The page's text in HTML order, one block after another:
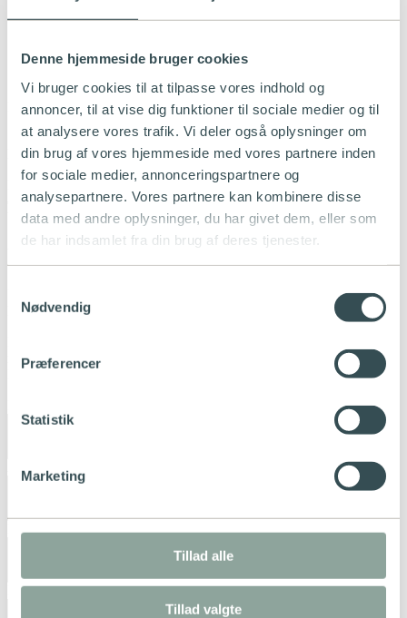
Denne hjemmeside bruger cookies
Vi bruger cookies til at tilpasse vores indhold og
annoncer, til at vise dig funktioner til sociale medier og til
at analysere vores trafik. Vi deler også oplysninger om
din brug af vores hjemmeside med vores partnere inden
for sociale medier, annonceringspartnere og
analysepartnere. Vores partnere kan kombinere disse
data med andre oplysninger, du har givet dem, eller som
de har indsamlet fra din brug af deres tjenester.
Nødvendig
Præferencer
Statistik
Marketing
Tillad alle
Tillad valgte
Strømlinet overfører ladestander til dit personlige team, samt
Hvis du skal flytte din boks
Skal du flytte til en ny adresse, så kan vi hjælpe med at flytte din
ladeboks med.
Du vælger selv, om vi skal stå for både nedtagning og installation,
eller om du selv vil sørge for at få boksen taget ned forsvarligt og
blot bestille en installation til den nye adresse.
Bemærk: Denne formular kan kun benyttes til at opsige din
ladeboks og/eller din serviceaftale.
med løbende måned + en måned.
88 44 44 06.
Adresse
Kundenummer*
Email*